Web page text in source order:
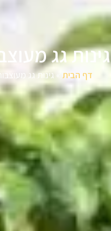
גינות גג
דף הבית » גינות גג